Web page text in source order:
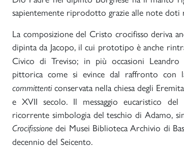
sapientemente riprodotto grazie alle note
La composizione del Cristo crocifisso deriva
dipinta da Jacopo, il cui prototipo è anche
Civico di Treviso; in più occasioni
pittorica come si evince dal raffronto con
committenticonservata nella chiesa degli
e XVII secolo. Il messaggio eucaristico
ricorrente simbologia del teschio di Adamo,
Crocifissionedei Musei Biblioteca Archivio di
decennio del Seicento.